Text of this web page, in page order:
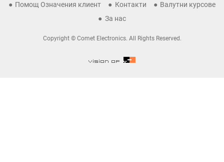
Помощ Означения клиент
Контакти
Валутни курсове
За нас
Copyright © Comet Electronics. All Rights Reserved.